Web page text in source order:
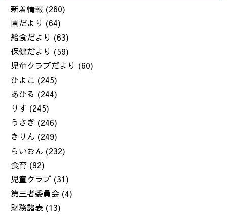
新着情報 (260)
園だより (64)
給食だより (63)
保健だより (59)
児童クラブだより (60)
ひよこ (245)
あひる (244)
りす (245)
うさぎ (246)
きりん (249)
らいおん (232)
食育 (92)
児童クラブ (31)
第三者委員会 (4)
財務諸表 (13)